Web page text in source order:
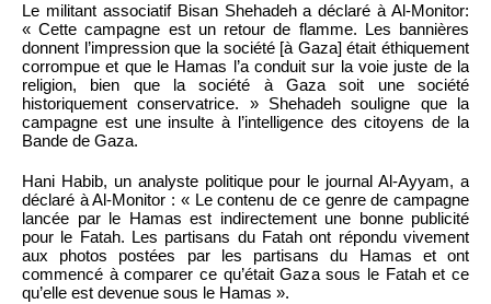
Le militant associatif Bisan Shehadeh a déclaré à Al-Monitor:
« Cette campagne est un retour de flamme. Les bannières
donnent l’impression que la société [à Gaza] était éthiquement
corrompue et que le Hamas l’a conduit sur la voie juste de la
religion, bien que la société à Gaza soit une société
historiquement conservatrice. » Shehadeh souligne que la
campagne est une insulte à l’intelligence des citoyens de la
Bande de Gaza.
Hani Habib, un analyste politique pour le journal Al-Ayyam, a
déclaré à Al-Monitor : « Le contenu de ce genre de campagne
lancée par le Hamas est indirectement une bonne publicité
pour le Fatah. Les partisans du Fatah ont répondu vivement
aux photos postées par les partisans du Hamas et ont
commencé à comparer ce qu’était Gaza sous le Fatah et ce
qu’elle est devenue sous le Hamas ».